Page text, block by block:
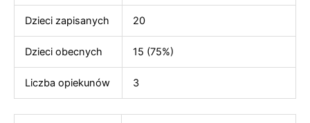
Dzieci zapisanych 20
Dzieci obecnych 15 (75%)
Liczba opiekunów 3